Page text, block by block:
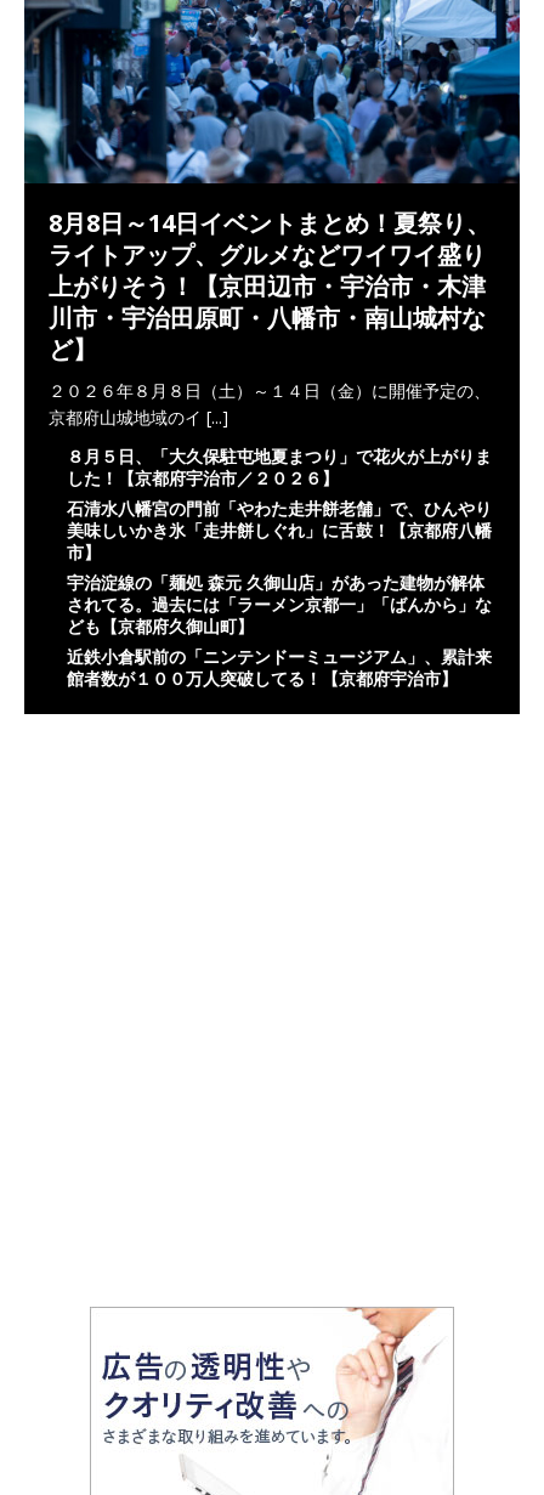
8月8日～14日イベントまとめ！夏祭り、
ライトアップ、グルメなどワイワイ盛り
上がりそう！【京田辺市・宇治市・木津
川市・宇治田原町・八幡市・南山城村な
ど】
２０２６年８月８日（土）～１４日（金）に開催予定の、
京都府山城地域のイ [...]
８月５日、「大久保駐屯地夏まつり」で花火が上がりま
した！【京都府宇治市／２０２６】
石清水八幡宮の門前「やわた走井餅老舗」で、ひんやり
美味しいかき氷「走井餅しぐれ」に舌鼓！【京都府八幡
市】
宇治淀線の「麺処 森元 久御山店」があった建物が解体
されてる。過去には「ラーメン京都一」「ばんから」な
ども【京都府久御山町】
近鉄小倉駅前の「ニンテンドーミュージアム」、累計来
館者数が１００万人突破してる！【京都府宇治市】